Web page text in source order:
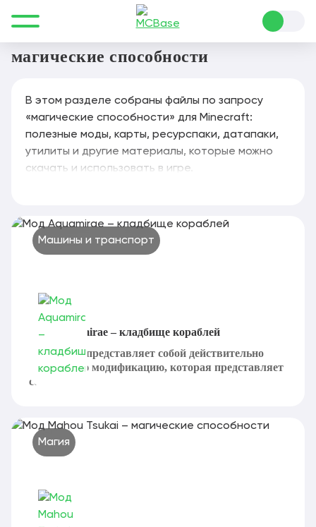
Все для Minecraft магические способности
магические способности
В этом разделе собраны файлы по запросу
«магические способности» для Minecraft:
полезные моды, карты, ресурспаки, датапаки,
утилиты и другие материалы, которые можно
скачать и использовать в игре.
Машины и транспорт
Мод Aquamirae – кладбище кораблей
Aquamirae представляет собой действительно
интересную модификацию, которая представляет
собой...
Магия